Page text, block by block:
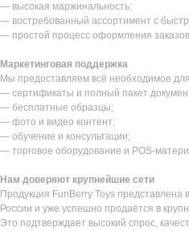
— высокая маржинальность;
— востребованный ассортимент с
— простой процесс оформления
Маркетинговая поддержка
Мы предоставляем всё необходимое
— сертификаты и полный пакет
— бесплатные образцы;
— фото и видео контент;
— обучение и консультации;
— торговое оборудование и POS-
Нам доверяют крупнейшие сети
Продукция FunBerry Toys
России и уже успешно продаётся в
Это подтверждает высокий спрос,